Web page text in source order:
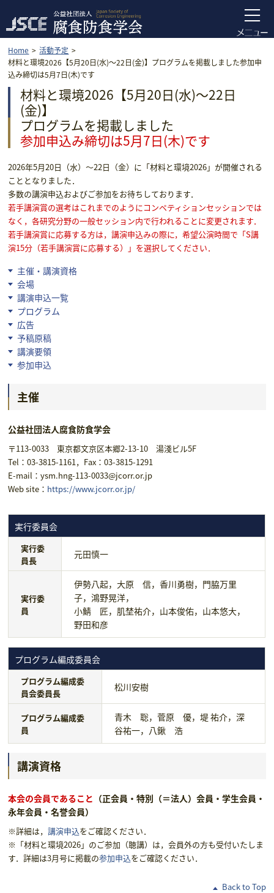
Home
活動予定
材料と環境2026【5月20日(水)～22日(金)】プログラムを掲載しました参加申
込み締切は5月7日(木)です
材料と環境2026【5月20日(水)～22日
(金)】
プログラムを掲載しました
参加申込み締切は5月7日(木)です
2026年5月20日（水）～22日（金）に「材料と環境2026」が開催される
こととなりました．
多数の講演申込およびご参加をお待ちしております．
若手講演賞の選考はこれまでのようにコンペティションセッションでは
なく，各研究分野の一般セッション内で行われることに変更されます．
若手講演賞に応募する方は，講演申込みの際に，希望公演時間で「S講
演15分（若手講演賞に応募する）」を選択してください．
主催・講演資格
会場
講演申込一覧
プログラム
広告
予稿原稿
講演要領
参加申込
主催
公益社団法人腐食防食学会
〒113-0033 東京都文京区本郷2-13-10 湯淺ビル5F
Tel：03-3815-1161，Fax：03-3815-1291
E-mail：ysm.hng-113-0033@jcorr.or.jp
Web site： https://www.jcorr.or.jp/
実行委員会
実行委
員長
元田慎一
実行委
員
伊勢八起，大原 信，香川勇樹，門脇万里
子，鴻野晃洋，
小鯖 匠，肌埜祐介，山本俊佑，山本悠大，
野田和彦
プログラム編成委員会
プログラム編成委
員会委員長
松川安樹
プログラム編成委
員
青木 聡，菅原 優，堤 祐介，深
谷祐一，八鍬 浩
講演資格
本会の会員であること （正会員・特別（＝法人）会員・学生会員・
永年会員・名誉会員）
※詳細は，講演申込をご確認ください．
※「材料と環境2026」のご参加（聴講）は，会員外の方も受付いたしま
す．詳細は3月号に掲載の参加申込をご確認ください．
Back to Top